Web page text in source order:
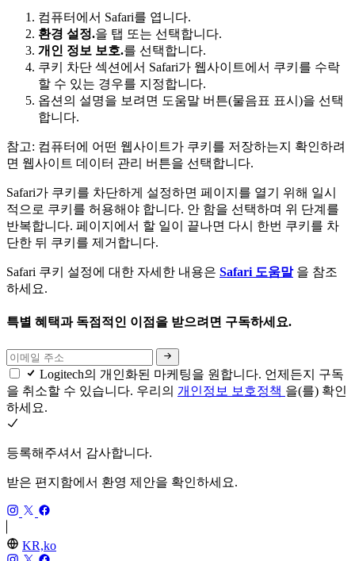
컴퓨터에서 Safari를 엽니다.
환경 설정.을 탭 또는 선택합니다.
개인 정보 보호.를 선택합니다.
쿠키 차단 섹션에서 Safari가 웹사이트에서 쿠키를 수락
할 수 있는 경우를 지정합니다.
옵션의 설명을 보려면 도움말 버튼(물음표 표시)을 선택
합니다.
참고: 컴퓨터에 어떤 웹사이트가 쿠키를 저장하는지 확인하려
면 웹사이트 데이터 관리 버튼을 선택합니다.
Safari가 쿠키를 차단하게 설정하면 페이지를 열기 위해 일시
적으로 쿠키를 허용해야 합니다. 안 함을 선택하며 위 단계를
반복합니다. 페이지에서 할 일이 끝나면 다시 한번 쿠키를 차
단한 뒤 쿠키를 제거합니다.
Safari 쿠키 설정에 대한 자세한 내용은 Safari 도움말 을 참조
하세요.
특별 혜택과 독점적인 이점을 받으려면 구독하세요.
Logitech의 개인화된 마케팅을 원합니다. 언제든지 구독
을 취소할 수 있습니다. 우리의 개인정보 보호정책 을(를) 확인
하세요.
등록해주셔서 감사합니다.
받은 편지함에서 환영 제안을 확인하세요.
KR,ko